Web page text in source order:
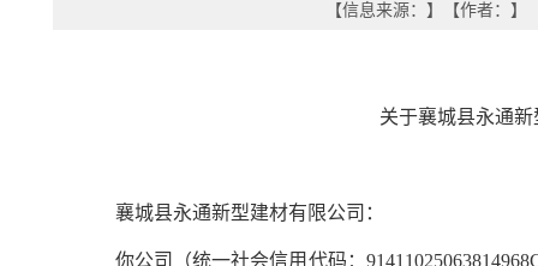
【信息来源： 】 【作者： 】
关于襄城县永通
襄城县永通新型建材有限公司：
你公司（统一社会信用代码：